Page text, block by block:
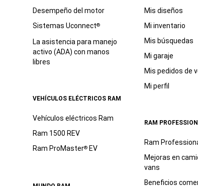
US
LLC,
afiliadas,
o
concesionario
autorizado
mediante
automatizada.
Se
pueden
Desempeño del motor
Sistemas Uconnect®
La asistencia para manejo
activo (ADA) con manos
libres
VEHÍCULOS ELÉCTRICOS RAM
Vehículos eléctricos Ram
Ram 1500 REV
Ram ProMaster®EV
Mis diseños
Mi inventario
Mis búsquedas
Mi garaje
Mis pedidos de
Mi perfil
RAM
Ram
Mejoras en
vans
Beneficios